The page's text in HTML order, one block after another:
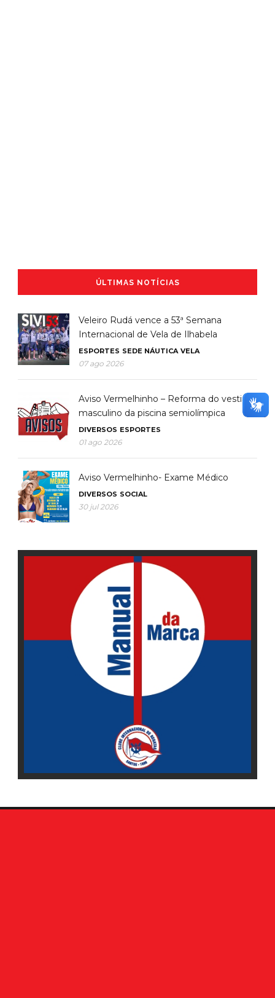
ÚLTIMAS NOTÍCIAS
Veleiro Rudá vence a 53ª Semana
Internacional de Vela de Ilhabela
ESPORTES SEDE NÁUTICA VELA
07 ago 2026
Aviso Vermelhinho – Reforma do vestiário
masculino da piscina semiolímpica
DIVERSOS ESPORTES
01 ago 2026
Aviso Vermelhinho- Exame Médico
DIVERSOS SOCIAL
30 jul 2026